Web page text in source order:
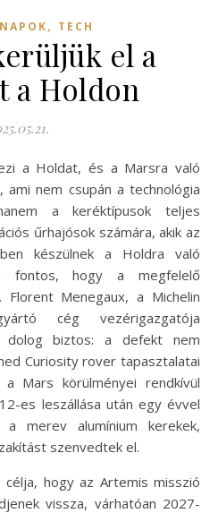
, TECH
el a
a Holdon
nem csupán a technológia
a keréktípusok teljes
űrhajósok számára, akik az
készülnek a Holdra való
fontos, hogy a megfelelő
Menegaux, a Michelin
cég vezérigazgatója
dolog biztos: a defekt nem
Curiosity rover tapasztalatai
Mars körülményei rendkívül
es leszállása után egy évvel
merev alumínium kerekek,
szenvedtek el.
hogy az Artemis misszió
vissza, várhatóan 2027-